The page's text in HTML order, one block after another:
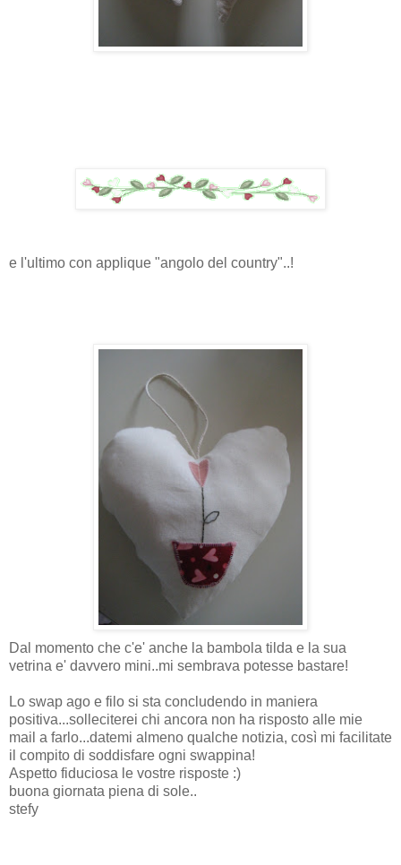
e l'ultimo con applique "angolo del country"..!
Dal momento che c'e' anche la bambola tilda e la sua
vetrina e' davvero mini..mi sembrava potesse bastare!
Lo swap ago e filo si sta concludendo in maniera
positiva...solleciterei chi ancora non ha risposto alle mie
mail a farlo...datemi almeno qualche notizia, così mi facilitate
il compito di soddisfare ogni swappina!
Aspetto fiduciosa le vostre risposte :)
buona giornata piena di sole..
stefy